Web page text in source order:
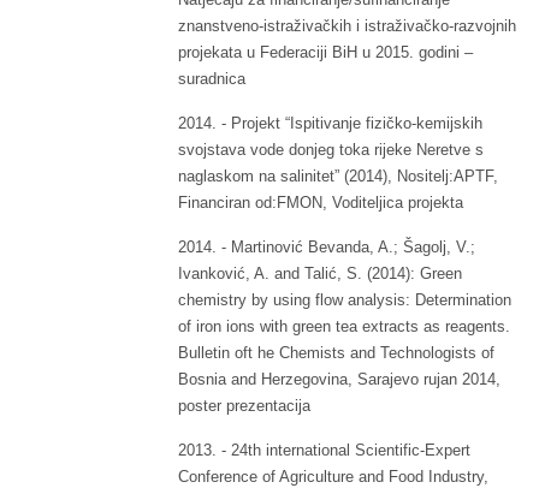
znanstveno-istraživačkih i istraživačko-razvojnih
projekata u Federaciji BiH u 2015. godini –
suradnica
2014. - Projekt “Ispitivanje fizičko-kemijskih
svojstava vode donjeg toka rijeke Neretve s
naglaskom na salinitet” (2014), Nositelj:APTF,
Financiran od:FMON, Voditeljica projekta
2014. - Martinović Bevanda, A.; Šagolj, V.;
Ivanković, A. and Talić, S. (2014): Green
chemistry by using flow analysis: Determination
of iron ions with green tea extracts as reagents.
Bulletin oft he Chemists and Technologists of
Bosnia and Herzegovina, Sarajevo rujan 2014,
poster prezentacija
2013. - 24th international Scientific-Expert
Conference of Agriculture and Food Industry,